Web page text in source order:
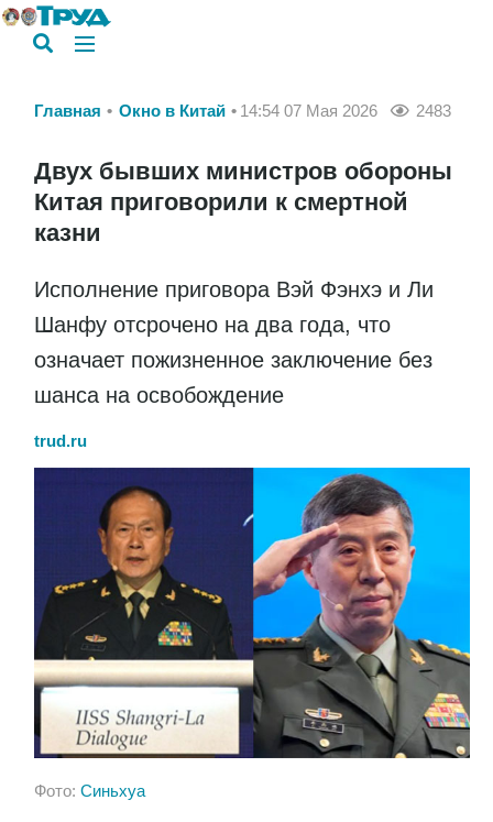
Главная Окно в Китай 14:54 07 Мая 2026 2483
Двух бывших министров обороны
Китая приговорили к смертной
казни
Исполнение приговора Вэй Фэнхэ и Ли
Шанфу отсрочено на два года, что
означает пожизненное заключение без
шанса на освобождение
trud.ru
Фото: Синьхуа